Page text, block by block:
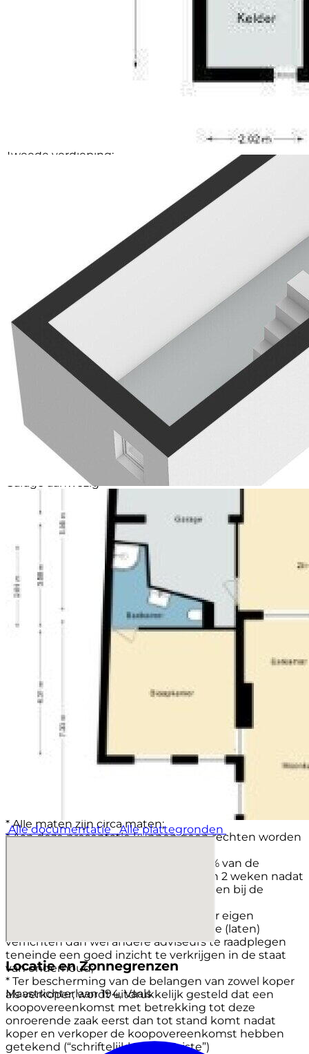
Hierdoor is de woning geschikt voor uiteenlopende
woonwensen, waaronder gelijkvloers wonen of
Op de eerste verdieping bevinden zich drie
slaapkamers en een tweede badkamer. De
Tweede verdieping:
Via een vaste trap bereikt u de tweede verdieping.
Hier bevinden zich nog twee slaapkamers. Deze
verdieping biedt bovendien extra mogelijkheden als
logeer-, werk- of hobbyruimte.
Achter de woning bevindt zich een zonnige tuin op
het zuiden. Dankzij de gunstige ligging kunt u
gedurende de dag optimaal genieten van de zon.
De tuin beschikt over een terras, een praktische
buitenberging en toegang tot de garage. De garage
biedt ruimte voor het stallen van een auto, fietsen en
extra opslag.
Bijzonderheden
Halfvrijstaande woning
Bouwjaar 1930
Woonoppervlakte circa 179 m²
Perceeloppervlakte 313 m²
Energielabel E
6 slaapkamers
2 badkamers
Slaapkamer en badkamer op de begane grond
Mogelijkheid tot levensloopbestendig wonen
Garage aanwezig
Zolderverdieping aanwezig
Praktische bijkeuken
Tuin op het zuiden
Terras en buitenberging aanwezig
CV-ketel (eigendom, bouwjaar 2012)
Nabij winkels, scholen en centrum Vaals
Goede verbindingen richting Maastricht, Heerlen en
Aken
Deels te moderniseren woning met veel potentie
Bent u op zoek naar een ruime woning met karakter,
veelzijdigheid en volop mogelijkheden om deze
geheel naar eigen smaak te moderniseren? Dan
nodigen wij u van harte uit om Maastrichterlaan 194
in Vaals zelf te komen ervaren.
Voor de exacte maten in deze presentatie zie
bijgevoegde plattegronden.
Voor het maken van een afspraak kunt u contact
opnemen met verkopend makelaar: Pascal Schmets
* Alle maten zijn circa maten;
* Aan deze presentatie kunnen geen rechten worden
* De waarborgsom/bankgarantie is 10% van de
koopsom. De koper dient deze binnen 2 weken nadat
het financieringsvoorbehoud is verlopen bij de
* Koper is te allen tijde gerechtigd voor eigen
rekening een bouwkundige keuring te (laten)
verrichten dan wel andere adviseurs te raadplegen
teneinde een goed inzicht te verkrijgen in de staat
van onderhoud;
* Ter bescherming van de belangen van zowel koper
als verkoper, wordt uitdrukkelijk gesteld dat een
koopovereenkomst met betrekking tot deze
onroerende zaak eerst dan tot stand komt nadat
koper en verkoper de koopovereenkomst hebben
getekend (“schriftelijkheidsvereiste”)
Alle documentatie Alle plattegronden
Locatie en Zonnegrenzen
Maastrichterlaan 194, Vaals